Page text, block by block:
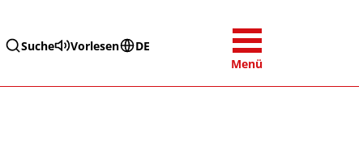
Suche Vorlesen
DE
Menü